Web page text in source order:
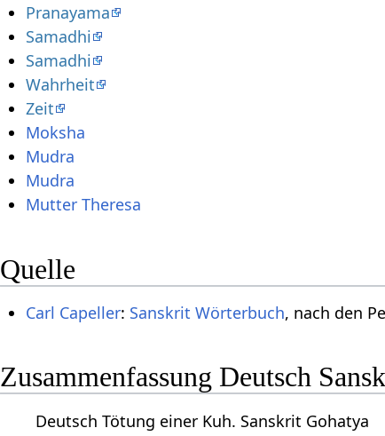
Pranayama
Samadhi
Samadhi
Wahrheit
Zeit
Moksha
Mudra
Mudra
Mutter Theresa
Quelle
Carl Capeller: Sanskrit Wörterbuch, nach den
Zusammenfassung Deutsch
Deutsch Tötung einer Kuh. Sanskrit Gohatya